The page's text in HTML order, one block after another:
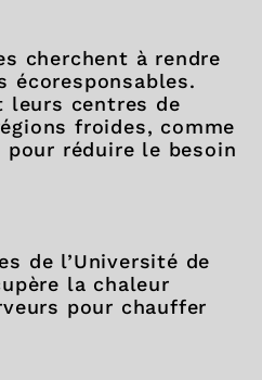
cherchent à rendre
écoresponsables.
leurs centres de
froides, comme
pour réduire le besoin
de l’Université de
la chaleur
pour chauffer